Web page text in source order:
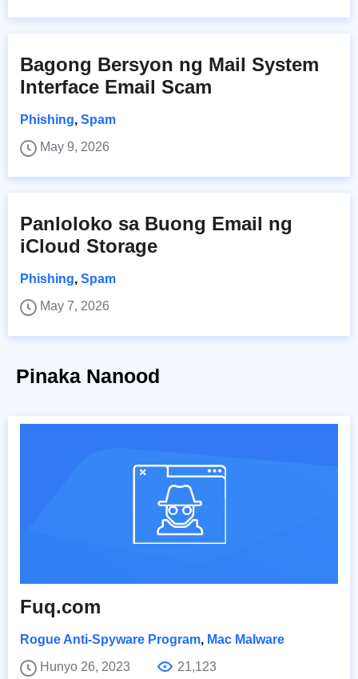
Bagong Bersyon ng Mail System
Interface Email Scam
Phishing, Spam
May 9, 2026
Panloloko sa Buong Email ng
iCloud Storage
Phishing, Spam
May 7, 2026
Pinaka Nanood
Fuq.com
Rogue Anti-Spyware Program, Mac Malware
Hunyo 26, 2023
21,123